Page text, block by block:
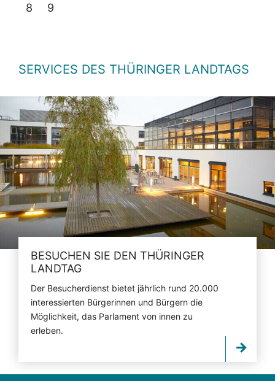
8 9
SERVICES DES THÜRINGER LANDTAGS
BESUCHEN SIE DEN THÜRINGER
LANDTAG
Der Besucherdienst bietet jährlich rund 20.000
interessierten Bürgerinnen und Bürgern die
Möglichkeit, das Parlament von innen zu
erleben.